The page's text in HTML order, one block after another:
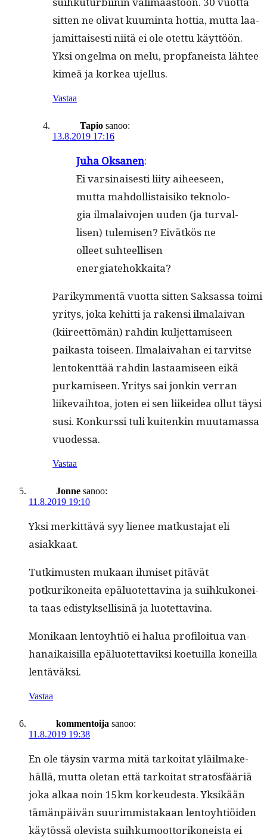
sit­ten ne oli­vat kuuminta hot­tia, mut­ta laa­
jamit­tais­es­ti niitä ei ole otet­tu käyt­töön.
Yksi ongel­ma on melu, prop­faneista läh­tee
kimeä ja korkea ujellus.
Vastaa
Tapio sanoo:
13.8.2019 17:16
Juha Oksa­nen:
Ei varsi­nais­es­ti liity aiheeseen,
mut­ta mah­dol­lis­taisiko teknolo­
gia ilmalaivo­jen uuden (ja tur­val­
lisen) tulemisen? Eivätkös ne
olleet suh­teel­lisen
energiatehokkaita?
Parikym­men­tä vuot­ta sit­ten Sak­sas­sa toi­mi
yri­tys, joka kehit­ti ja rak­en­si ilmalaivan
(kiireet­tömän) rahdin kul­jet­tamiseen
paikas­ta toiseen. Ilmalaiva­han ei tarvitse
lento­kent­tää rahdin las­taamiseen eikä
purkamiseen. Yri­tys sai jonkin ver­ran
liike­vai­h­toa, joten ei sen liikei­dea ollut täysi
susi. Konkurssi tuli kuitenkin muu­ta­mas­sa
vuodessa.
Vastaa
Jonne sanoo:
11.8.2019 19:10
Yksi merkit­tävä syy lie­nee matkus­ta­jat eli
asiakkaat.
Tutkimusten mukaan ihmiset pitävät
potkurikonei­ta epälu­otet­tavina ja suihkukonei­
ta taas edis­tyk­sel­lis­inä ja luotettavina.
Monikaan lentoy­htiö ei halua pro­filoitua van­
hanaikaisil­la epälu­otet­taviksi koe­tu­il­la koneil­la
lentäväksi.
Vastaa
kommentoija sanoo:
11.8.2019 19:38
En ole täysin var­ma mitä tarkoi­tat yläil­make­
häl­lä, mut­ta ole­tan että tarkoi­tat stratos­fääriä
joka alkaa noin 15km korkeud­es­ta. Yksikään
tämän­päivän suurim­mis­takaan lentoy­htiöi­den
käytössä ole­vista suihku­moot­torikoneista ei